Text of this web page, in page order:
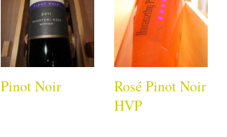
Pinot Noir
Rosé Pinot Noir
HVP